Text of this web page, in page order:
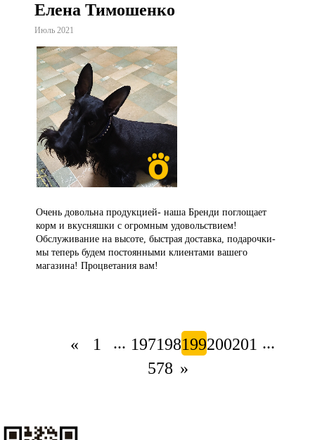
Елена Тимошенко
Июль 2021
Очень довольна продукцией- наша Бренди поглощает
корм и вкусняшки с огромным удовольствием!
Обслуживание на высоте, быстрая доставка, подарочки-
мы теперь будем постоянными клиентами вашего
магазина! Процветания вам!
« 1 ... 197198199200201 ...
578 »